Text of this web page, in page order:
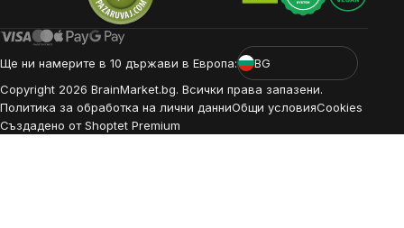
Ще ни намерите в 10 държави в Европа:
BG
Copyright 2026 BrainMarket.bg. Всички права запазени.
Политика за обработка на лични данниОбщи условияCookies
Създадено от Shoptet Premium